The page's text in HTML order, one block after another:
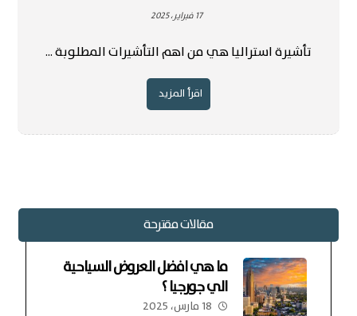
17 فبراير، 2025
تأشيرة استراليا هي من اهم التأشيرات المطلوبة ...
اقرأ المزيد
مقالات مقترحة
ما هي افضل العروض السياحية
الي جورجيا ؟
18 مارس، 2025